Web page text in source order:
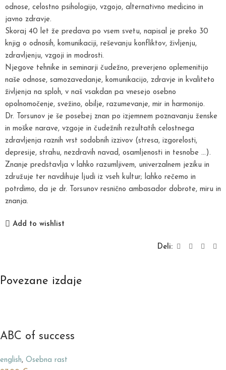
odnose, celostno psihologijo, vzgojo, alternativno medicino in
javno zdravje.
Skoraj 40 let že predava po vsem svetu, napisal je preko 30
knjig o odnosih, komunikaciji, reševanju konfliktov, življenju,
zdravljenju, vzgoji in modrosti.
Njegove tehnike in seminarji čudežno, preverjeno oplemenitijo
naše odnose, samozavedanje, komunikacijo, zdravje in kvaliteto
življenja na sploh, v naš vsakdan pa vnesejo osebno
opolnomočenje, svežino, obilje, razumevanje, mir in harmonijo.
Dr. Torsunov je še posebej znan po izjemnem poznavanju ženske
in moške narave, vzgoje in čudežnih rezultatih celostnega
zdravljenja raznih vrst sodobnih izzivov (stresa, izgorelosti,
depresije, strahu, nezdravih navad, osamljenosti in tesnobe …).
Znanje predstavlja v lahko razumljivem, univerzalnem jeziku in
združuje ter navdihuje ljudi iz vseh kultur; lahko rečemo in
potrdimo, da je dr. Torsunov resnično ambasador dobrote, miru in
znanja.
Add to wishlist
Deli:
Povezane izdaje
ABC of success
english, Osebna rast